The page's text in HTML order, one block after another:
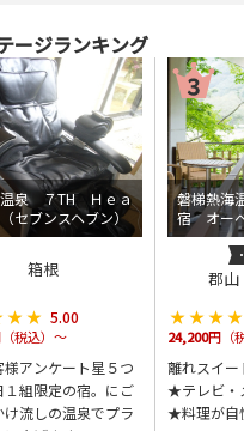
ージランキング
温泉 ７TH Ｈｅａ
セブンスヘブン）
箱根
5.00
税込）～
アンケート星５つ
組限定の宿。にご
け流しの温泉でプラ
磐梯熱海
宿 オー
郡山
24,200円（
離れスイ
★テレビ・
★料理が自